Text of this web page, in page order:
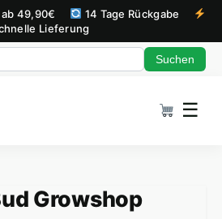
49,90€
14 Tage Rückgabe
Lieferung
Suchen
☰
Growshop